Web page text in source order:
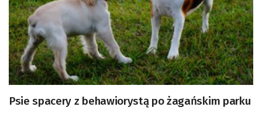
Psie spacery z behawiorystą po żagańskim parku